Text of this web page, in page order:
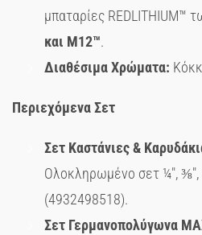
μπαταρίες REDLITHIUM™
και M12™.
Διαθέσιμα Χρώματα:
Περιεχόμενα Σετ
Σετ Καστάνιες &
Ολοκληρωμένο σετ ¼″,
(4932498518).
Σετ Γερμανοπολύγωνα